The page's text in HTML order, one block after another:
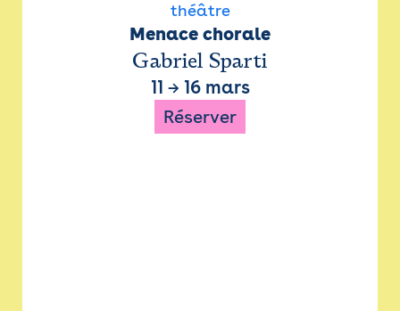
théâtre
Menace chorale
Gabriel Sparti
11 → 16 mars
Réserver